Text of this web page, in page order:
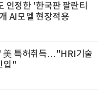
인정한 '한국판 팔란티
AI모델 현장적용
美 특허취득…"HRI기술
입"